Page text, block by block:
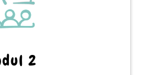
Grundlagen des Aware
zu lernen.
2